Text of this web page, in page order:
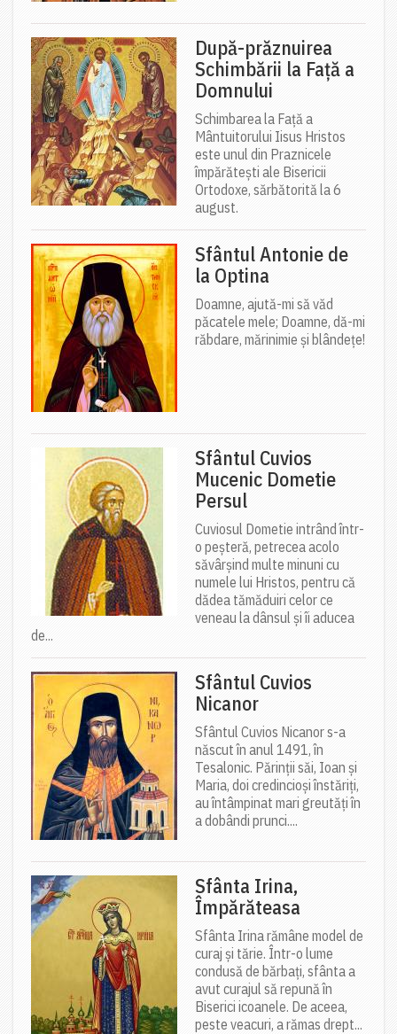
După-prăznuirea
Schimbării la Față a
Domnului
Schimbarea la Față a
Mântuitorului Iisus Hristos
este unul din Praznicele
împărătești ale Bisericii
Ortodoxe, sărbătorită la 6
august.
Sfântul Antonie de
la Optina
Doamne, ajută-mi să văd
păcatele mele; Doamne, dă-mi
răbdare, mărinimie şi blândeţe!
Sfântul Cuvios
Mucenic Dometie
Persul
Cuviosul Dometie intrând într-
o peșteră, petrecea acolo
săvârșind multe minuni cu
numele lui Hristos, pentru că
dădea tămăduiri celor ce
veneau la dânsul și îi aducea
de...
Sfântul Cuvios
Nicanor
Sfântul Cuvios Nicanor s-a
născut în anul 1491, în
Tesalonic. Părinții săi, Ioan și
Maria, doi credincioși înstăriți,
au întâmpinat mari greutăți în
a dobândi prunci....
Sfânta Irina,
Împărăteasa
Sfânta Irina rămâne model de
curaj și tărie. Într-o lume
condusă de bărbați, sfânta a
avut curajul să repună în
Biserici icoanele. De aceea,
peste veacuri, a rămas drept...